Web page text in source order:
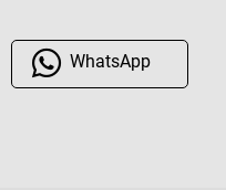
WhatsApp